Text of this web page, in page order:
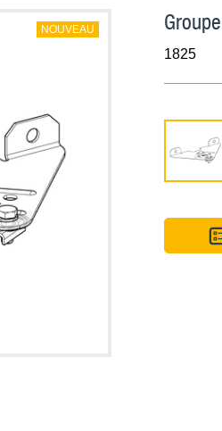
NOUVEAU
1825